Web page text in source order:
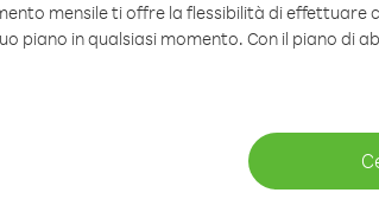
mensile ti offre la flessibilità di effettuare
piano in qualsiasi momento. Con il piano di